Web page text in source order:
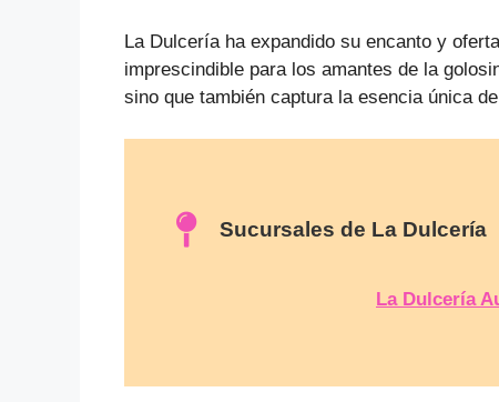
La Dulcería ha expandido su encanto y
imprescindible para los amantes de la
sino que también captura la esencia única
Sucursales de La Dulcería
La Dulcería